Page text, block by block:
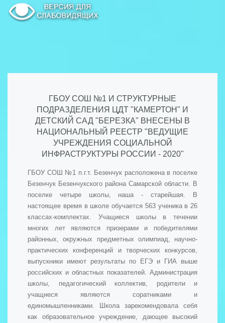
ГБОУ СОШ №1 И СТРУКТУРНЫЕ
ПОДРАЗДЕЛЕНИЯ ЦДТ "КАМЕРТОН" И
ДЕТСКИЙ САД "БЕРЕЗКА" ВНЕСЕНЫ В
НАЦИОНАЛЬНЫЙ РЕЕСТР "ВЕДУЩИЕ
УЧРЕЖДЕНИЯ СОЦИАЛЬНОЙ
ИНФРАСТРУКТУРЫ РОССИИ - 2020"
ГБОУ СОШ №1 п.г.т. Безенчук расположена в поселке
Безенчук Безенчукского района Самарской области. В
поселке четыре школы, наша - старейшая. В
настоящее время в школе обучается 563 ученика в 26
классах-комплектах. Учащиеся школы в течении
многих лет являются призерами и победителями
районных, окружных предметных олимпиад, научно-
практических конференций и творческих конкурсов,
выпускники имеют результаты по ЕГЭ и ГИА выше
российских и областных показателей. Администрация
школы, педагогический коллектив, родители и
учащиеся являются соратниками и
единомышленниками. Школа зарекомендовала себя
как образовательное учреждение, дающее высокий